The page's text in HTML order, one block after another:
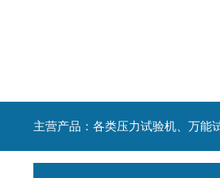
主营产品：各类压力试验机、万能